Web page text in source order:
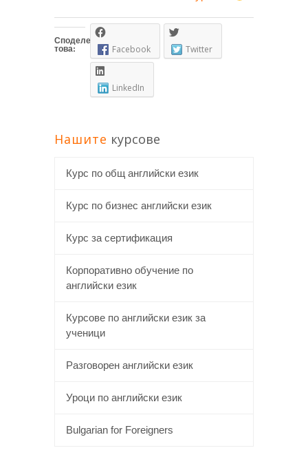
Споделете
това: Facebook Twitter
LinkedIn
Нашите курсове
Курс по общ английски език
Курс по бизнес английски език
Курс за сертификация
Корпоративно обучение по
английски език
Курсове по английски език за
ученици
Разговорен английски език
Уроци по английски език
Bulgarian for Foreigners